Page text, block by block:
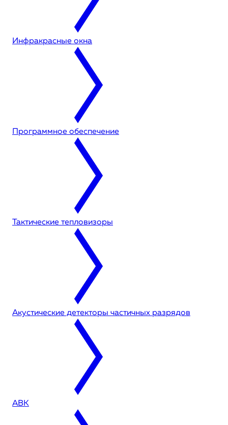
Инфракрасные окна
Программное обеспечение
Тактические тепловизоры
Акустические детекторы частичных разрядов
АВК